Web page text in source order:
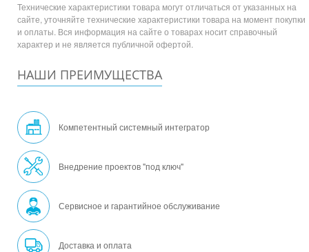
Технические характеристики товара могут отличаться от указанных на
сайте, уточняйте технические характеристики товара на момент покупки
и оплаты. Вся информация на сайте о товарах носит справочный
характер и не является публичной офертой.
НАШИ ПРЕИМУЩЕСТВА
Компетентный системный интегратор
Внедрение проектов "под ключ"
Сервисное и гарантийное обслуживание
Доставка и оплата